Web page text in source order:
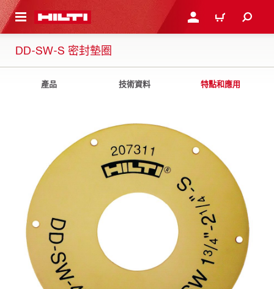
主要內容 登入或註冊購物車
DD-SW-S 密封墊圈
產品 技術資料 特點和應用